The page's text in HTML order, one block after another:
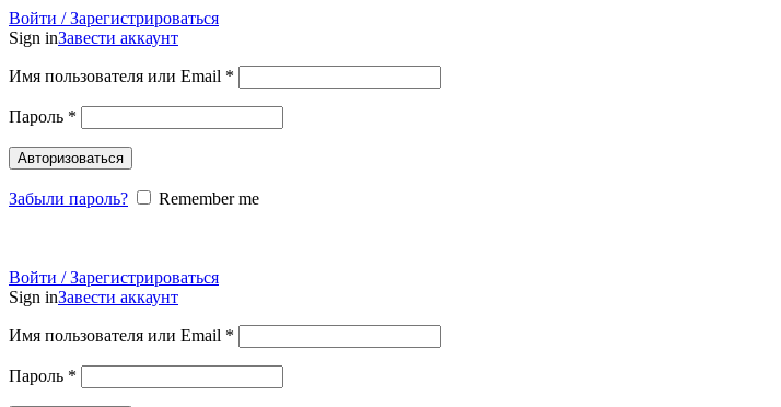
Войти / Зарегистрироваться
Sign inЗавести аккаунт
Имя пользователя или Email *
Пароль *
Авторизоваться
Забыли пароль?
Remember me
Войти / Зарегистрироваться
Sign inЗавести аккаунт
Имя пользователя или Email *
Пароль *